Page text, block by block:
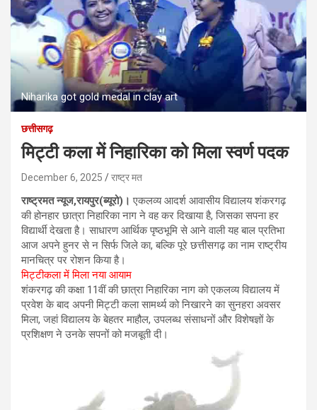
Niharika got gold medal in clay art
छत्तीसगढ़
मिट्टी कला में निहारिका को मिला स्वर्ण पदक
December 6, 2025 राष्ट्र मत
राष्ट्रमत न्यूज,रायपुर(ब्यूरो)। एकलव्य आदर्श आवासीय विद्यालय शंकरगढ़
की होनहार छात्रा निहारिका नाग ने वह कर दिखाया है, जिसका सपना हर
विद्यार्थी देखता है। साधारण आर्थिक पृष्ठभूमि से आने वाली यह बाल प्रतिभा
आज अपने हुनर से न सिर्फ जिले का, बल्कि पूरे छत्तीसगढ़ का नाम राष्ट्रीय
मानचित्र पर रोशन किया है।
मिट्टीकला में मिला नया आयाम
शंकरगढ़ की कक्षा 11वीं की छात्रा निहारिका नाग को एकलव्य विद्यालय में
प्रवेश के बाद अपनी मिट्टी कला सामर्थ्य को निखारने का सुनहरा अवसर
मिला, जहां विद्यालय के बेहतर माहौल, उपलब्ध संसाधनों और विशेषज्ञों के
प्रशिक्षण ने उनके सपनों को मजबूती दी।